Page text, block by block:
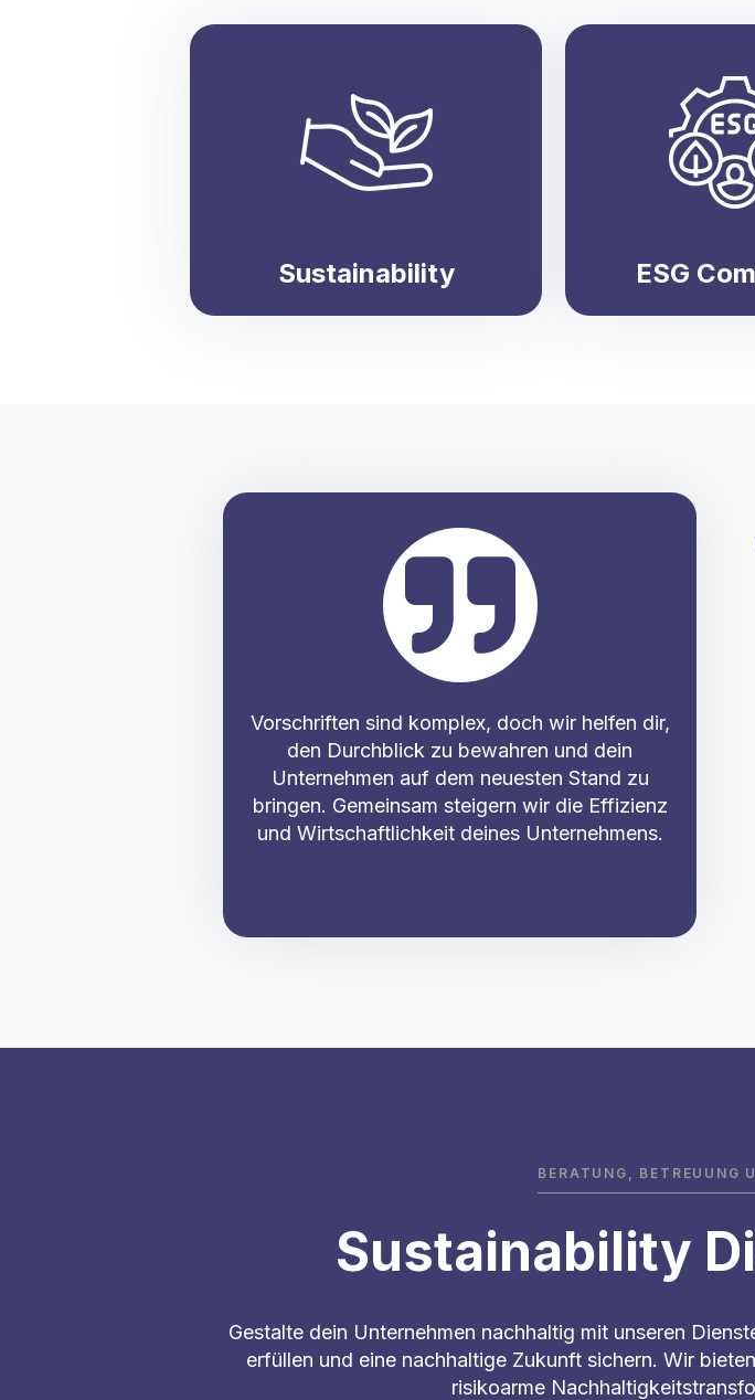
Sustainability ESG
Vorschriften sind komplex, doch wir helfen dir,
den Durchblick zu bewahren und dein
Unternehmen auf dem neuesten Stand zu
bringen. Gemeinsam steigern wir die Effizienz
und Wirtschaftlichkeit deines Unternehmens.
BERATUNG, BETREUUNG
Sustainability
Gestalte dein Unternehmen nachhaltig mit unseren
erfüllen und eine nachhaltige Zukunft sichern. Wir
risikoarme